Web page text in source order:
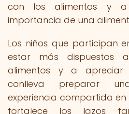
con los alimentos y a
importancia de una
Los niños que participan
estar más dispuestos
alimentos y a apreciar
conlleva preparar
experiencia compartida
fortalece los lazos